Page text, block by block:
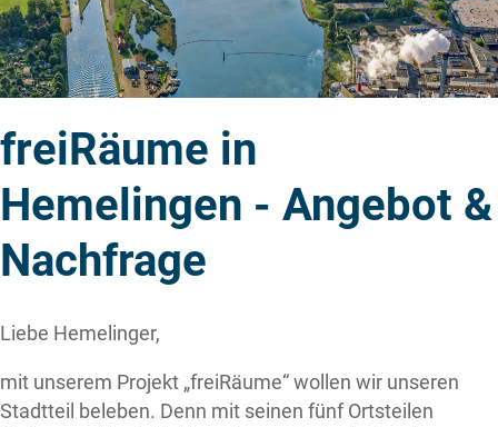
freiRäume in
Hemelingen - Angebot &
Nachfrage
Liebe Hemelinger,
mit unserem Projekt „freiRäume“ wollen wir unseren
Stadtteil beleben. Denn mit seinen fünf Ortsteilen